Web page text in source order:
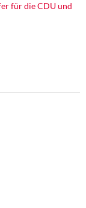
für die CDU und